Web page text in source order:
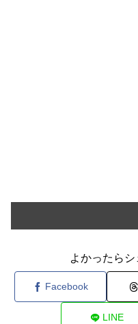
よかったら
Facebook
LINE